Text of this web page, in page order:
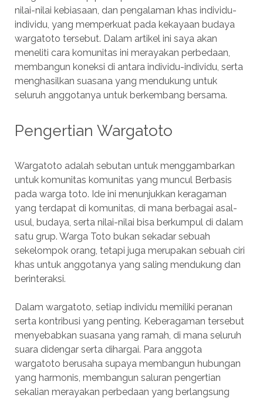
nilai-nilai kebiasaan, dan pengalaman khas individu-
individu, yang memperkuat pada kekayaan budaya
wargatoto tersebut. Dalam artikel ini saya akan
meneliti cara komunitas ini merayakan perbedaan,
membangun koneksi di antara individu-individu, serta
menghasilkan suasana yang mendukung untuk
seluruh anggotanya untuk berkembang bersama.
Pengertian Wargatoto
Wargatoto adalah sebutan untuk menggambarkan
untuk komunitas komunitas yang muncul Berbasis
pada warga toto. Ide ini menunjukkan keragaman
yang terdapat di komunitas, di mana berbagai asal-
usul, budaya, serta nilai-nilai bisa berkumpul di dalam
satu grup. Warga Toto bukan sekadar sebuah
sekelompok orang, tetapi juga merupakan sebuah ciri
khas untuk anggotanya yang saling mendukung dan
berinteraksi.
Dalam wargatoto, setiap individu memiliki peranan
serta kontribusi yang penting. Keberagaman tersebut
menyebabkan suasana yang ramah, di mana seluruh
suara didengar serta dihargai. Para anggota
wargatoto berusaha supaya membangun hubungan
yang harmonis, membangun saluran pengertian
sekalian merayakan perbedaan yang berlangsung